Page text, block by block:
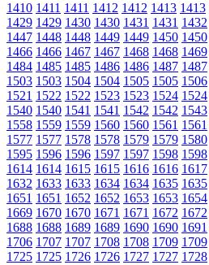
1410 1411 1411 1412 1412 1413 1413
1429 1429 1430 1430 1431 1431 1432
1447 1448 1448 1449 1449 1450 1450
1466 1466 1467 1467 1468 1468 1469
1484 1485 1485 1486 1486 1487 1487
1503 1503 1504 1504 1505 1505 1506
1521 1522 1522 1523 1523 1524 1524
1540 1540 1541 1541 1542 1542 1543
1558 1559 1559 1560 1560 1561 1561
1577 1577 1578 1578 1579 1579 1580
1595 1596 1596 1597 1597 1598 1598
1614 1614 1615 1615 1616 1616 1617
1632 1633 1633 1634 1634 1635 1635
1651 1651 1652 1652 1653 1653 1654
1669 1670 1670 1671 1671 1672 1672
1688 1688 1689 1689 1690 1690 1691
1706 1707 1707 1708 1708 1709 1709
1725 1725 1726 1726 1727 1727 1728